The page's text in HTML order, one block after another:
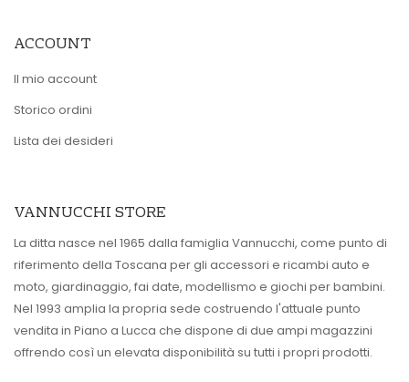
ACCOUNT
Il mio account
Storico ordini
Lista dei desideri
VANNUCCHI STORE
La ditta nasce nel 1965 dalla famiglia Vannucchi, come punto di
riferimento della Toscana per gli accessori e ricambi auto e
moto, giardinaggio, fai date, modellismo e giochi per bambini.
Nel 1993 amplia la propria sede costruendo l'attuale punto
vendita in Piano a Lucca che dispone di due ampi magazzini
offrendo così un elevata disponibilità su tutti i propri prodotti.